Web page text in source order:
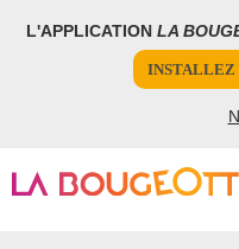
L'APPLICATION LA
INSTALLEZ
Votre inscription à